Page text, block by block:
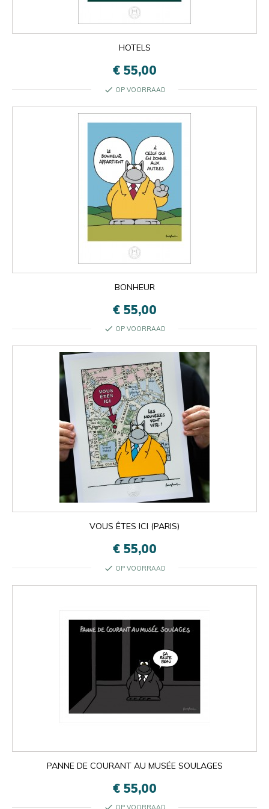
HOTELS
€ 55,00
check OP VOORRAAD
BONHEUR
€ 55,00
check OP VOORRAAD
VOUS ÊTES ICI (PARIS)
€ 55,00
check OP VOORRAAD
PANNE DE COURANT AU MUSÉE SOULAGES
€ 55,00